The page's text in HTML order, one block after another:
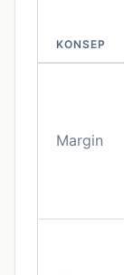
KONSEP
Margin